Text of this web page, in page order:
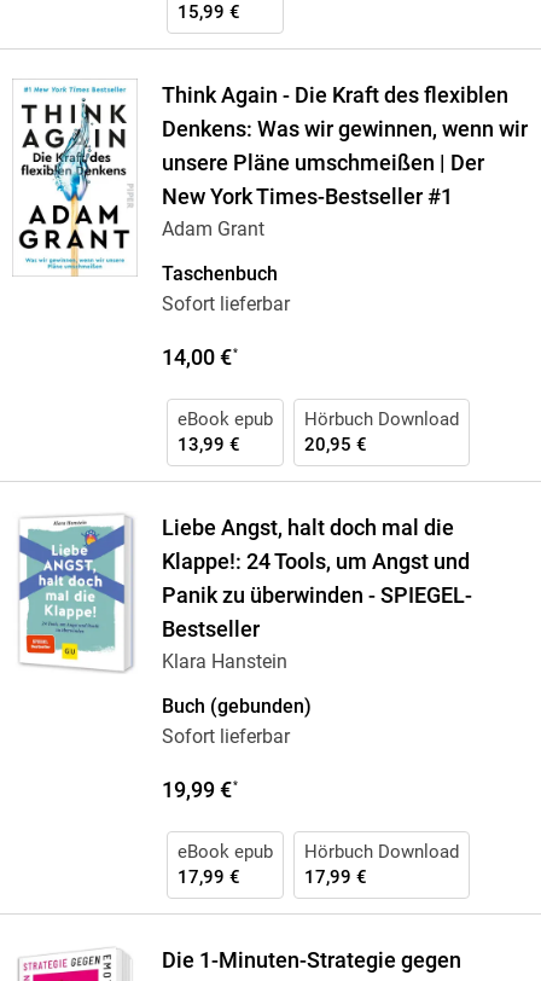
15,99 €
Think Again - Die Kraft des flexiblen
Denkens: Was wir gewinnen, wenn wir
unsere Pläne umschmeißen | Der
New York Times-Bestseller #1
Adam Grant
Taschenbuch
Sofort lieferbar
14,00 €*
eBook epub
13,99 €
Hörbuch Download
20,95 €
Liebe Angst, halt doch mal die
Klappe!: 24 Tools, um Angst und
Panik zu überwinden - SPIEGEL-
Bestseller
Klara Hanstein
Buch (gebunden)
Sofort lieferbar
19,99 €*
eBook epub
17,99 €
Hörbuch Download
17,99 €
Die 1-Minuten-Strategie gegen